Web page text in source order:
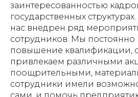
заинтересованностью
государственных
нас внедрен ряд
сотрудников. Мы
повышение квалификации,
привлекаем различными
поощрительными,
сотрудники имели